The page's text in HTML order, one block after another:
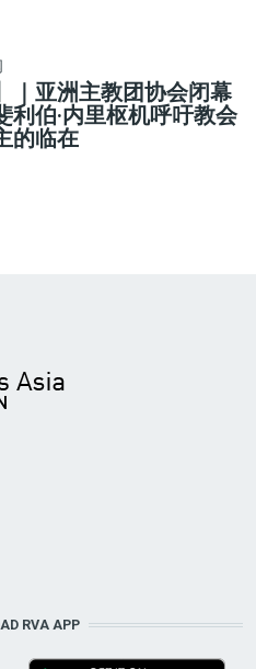
｜亚洲主教团协会闭幕
利伯·内里枢机呼吁教会
的临在
RVA APP